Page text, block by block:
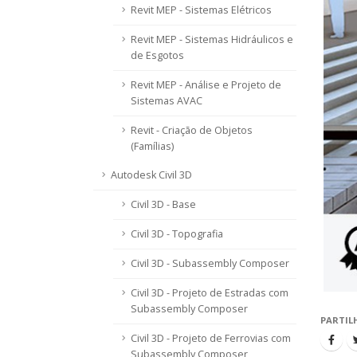
Revit MEP - Sistemas Elétricos
Revit MEP - Sistemas Hidráulicos e
de Esgotos
Revit MEP - Análise e Projeto de
Sistemas AVAC
Revit - Criação de Objetos
(Famílias)
Autodesk Civil 3D
Civil 3D - Base
Civil 3D - Topografia
Civil 3D - Subassembly Composer
Civil 3D - Projeto de Estradas com
Subassembly Composer
Civil 3D - Projeto de Ferrovias com
Subassembly Composer